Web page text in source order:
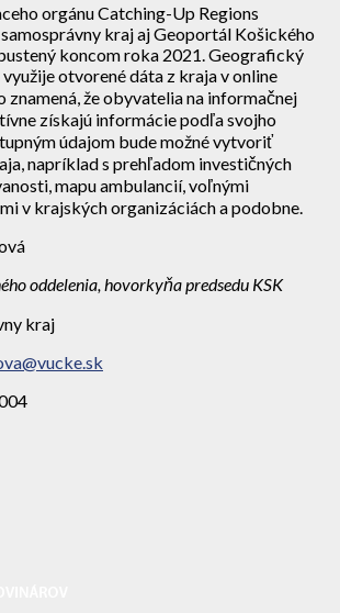
orgánu Catching-Up Regions
kraj aj Geoportál Košického
koncom roka 2021. Geografický
otvorené dáta z kraja v online
znamená, že obyvatelia na informačnej
získajú informácie podľa svojho
údajom bude možné vytvoriť
napríklad s prehľadom investičných
mapu ambulancií, voľnými
v krajských organizáciách a podobne.
oddelenia, hovorkyňa predsedu KSK
kraj